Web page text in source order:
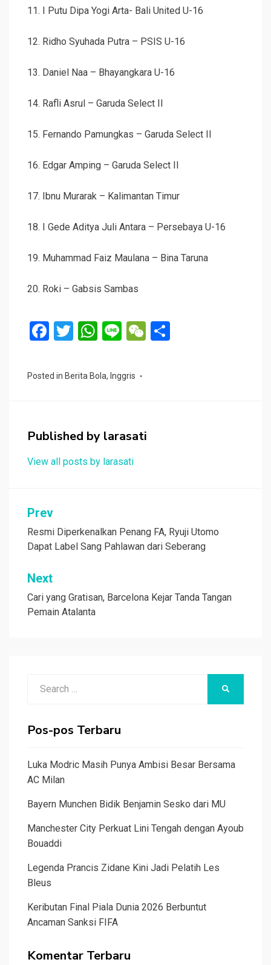
11. I Putu Dipa Yogi Arta- Bali United U-16
12. Ridho Syuhada Putra – PSIS U-16
13. Daniel Naa – Bhayangkara U-16
14. Rafli Asrul – Garuda Select II
15. Fernando Pamungkas – Garuda Select II
16. Edgar Amping – Garuda Select II
17. Ibnu Murarak – Kalimantan Timur
18. I Gede Aditya Juli Antara – Persebaya U-16
19. Muhammad Faiz Maulana – Bina Taruna
20. Roki – Gabsis Sambas
F
ce
o
k
T
tt
W
at
p
p
Li
e
W
Posted in Berita Bola, Inggris
Published by larasati
View all posts by larasati
Navigasi
pos
Prev
Resmi Diperkenalkan Penang FA, Ryuji Utomo
Dapat Label Sang Pahlawan dari Seberang
Next
Cari yang Gratisan, Barcelona Kejar Tanda Tangan
Pemain Atalanta
Pos-pos Terbaru
Luka Modric Masih Punya Ambisi Besar Bersama
AC Milan
Bayern Munchen Bidik Benjamin Sesko dari MU
Manchester City Perkuat Lini Tengah dengan Ayoub
Bouaddi
Legenda Prancis Zidane Kini Jadi Pelatih Les
Bleus
Keributan Final Piala Dunia 2026 Berbuntut
Ancaman Sanksi FIFA
Komentar Terbaru